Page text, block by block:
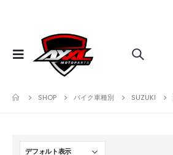
SHOP バイク車種別 SUZUKI